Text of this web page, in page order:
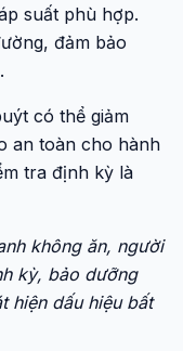
suất phù hợp.
đảm bảo
có thể giảm
an toàn cho hành
tra định kỳ là
không ăn, người
kỳ, bảo dưỡng
hiện dấu hiệu bất